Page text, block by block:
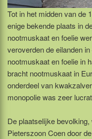
Tot in het midden van de
enige bekende plaats in
nootmuskaat en foelie
veroverden de eilanden
nootmuskaat en foelie in
bracht nootmuskaat in
onderdeel van
monopolie was zeer
De plaatselijke
Pieterszoon Coen door